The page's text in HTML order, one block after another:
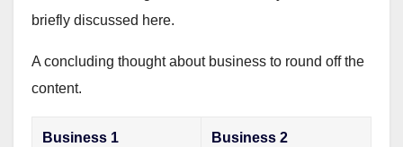
briefly discussed here.
A concluding thought about business to round off the
content.
Business 1 Business 2